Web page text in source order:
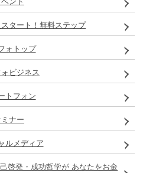
タート！無料ステップ
ォトップ
ビジネス
トフォン
ミナー
ルメディア
啓発・成功哲学が あなたをお金